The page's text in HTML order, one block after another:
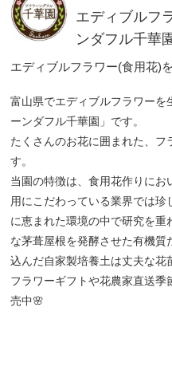
エディブルフ
ンダフル千華
エディブルフラワー(食用花)
富山県でエディブルフラワーを
ーンダフル千華園」です。
たくさんのお花に囲まれた、フ
す。
当園の特徴は、食用花作りに
用にこだわっている業界では
に恵まれた環境の中で研究を
な茅葺屋根を発酵させた有機
込んだ自家製培養土は丈夫な花
フラワーギフトや花農家直送季
売中🌸